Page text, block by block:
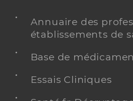
Annuaire des
établissements de
Base de
Essais Cliniques